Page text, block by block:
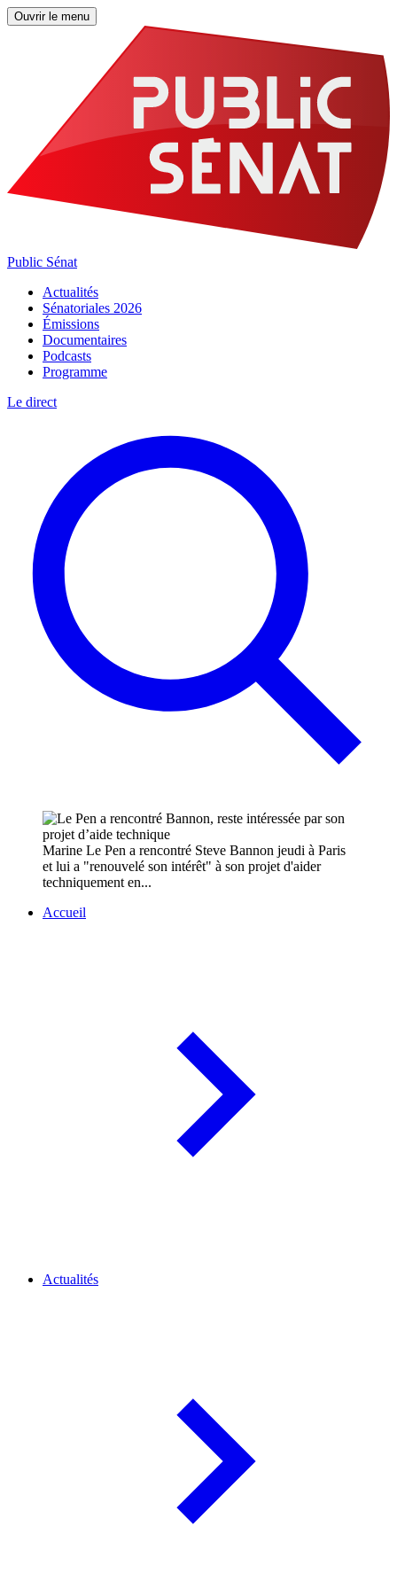
Ouvrir le menu
Public Sénat
Actualités
Sénatoriales 2026
Émissions
Documentaires
Podcasts
Programme
Le direct
Marine Le Pen a rencontré Steve Bannon jeudi à Paris
et lui a "renouvelé son intérêt" à son projet d'aider
techniquement en...
Accueil
Actualités